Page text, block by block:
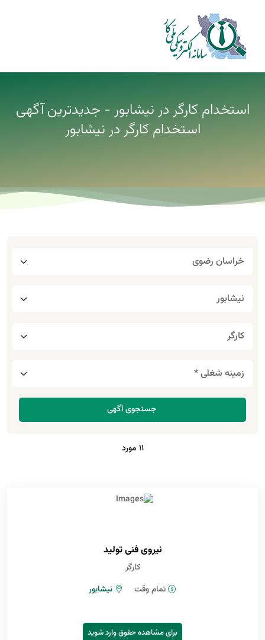
استخدام کارگر در نیشابور - جدیدترین آگهی
استخدام کارگر در نیشابور
11 مورد
نیروی فنی تولید
کارگر
تمام وقت
نیشابور
برای مشاهده حقوق وارد شوید